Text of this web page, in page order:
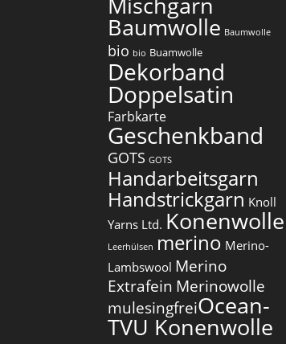
Mischgarn
Baumwolle Baumwolle
bio bio Buamwolle
Dekorband
Doppelsatin
Farbkarte
Geschenkband
GOTS GOTS
Handarbeitsgarn
Handstrickgarn Knoll
Yarns Ltd. Konenwolle
Leerhülsen merino Merino-
Lambswool Merino
Extrafein Merinowolle
mulesingfrei​Ocean-
TVU Konenwolle